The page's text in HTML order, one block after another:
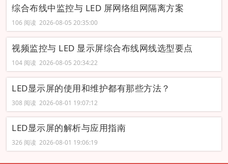
综合布线中监控与 LED 屏网络组网隔离方案
106 阅读 2026-08-05 20:35:00
视频监控与 LED 显示屏综合布线网线选型要点
104 阅读 2026-08-05 20:34:22
LED显示屏的使用和维护都有那些方法？
308 阅读 2026-08-01 19:07:12
LED显示屏的解析与应用指南
326 阅读 2026-08-01 19:06:19